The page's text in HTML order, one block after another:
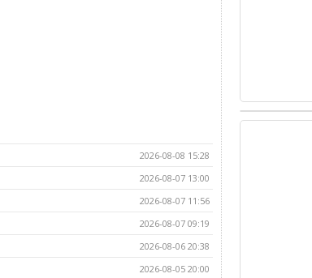
2026-08-08 15:28
2026-08-07 13:00
2026-08-07 11:56
2026-08-07 09:19
2026-08-06 20:38
2026-08-05 20:00